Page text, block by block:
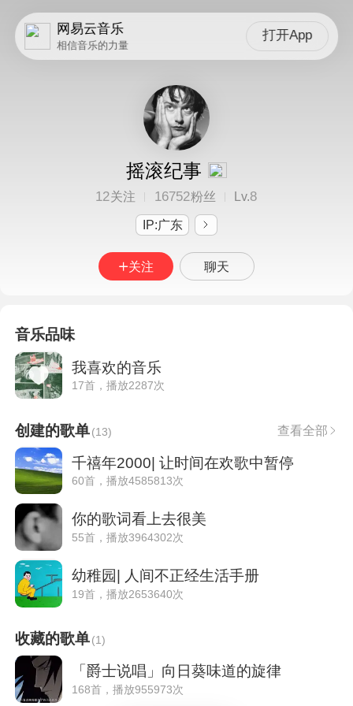
网易云音乐
相信音乐的力量
打开App
摇滚纪事
12关注 16752粉丝 Lv.8
IP:广东
关注 聊天
音乐品味
我喜欢的音乐
17首，播放2287次
创建的歌单(13) 查看全部
千禧年2000| 让时间在欢歌中暂停
60首，播放4585813次
你的歌词看上去很美
55首，播放3964302次
幼稚园| 人间不正经生活手册
19首，播放2653640次
收藏的歌单(1)
「爵士说唱」向日葵味道的旋律
168首，播放955973次